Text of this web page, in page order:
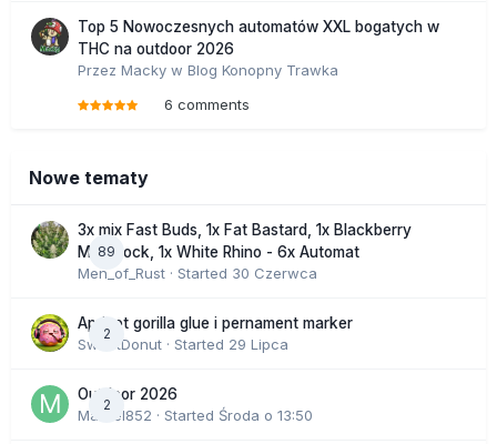
Top 5 Nowoczesnych automatów XXL bogatych w
THC na outdoor 2026
Przez Macky w Blog Konopny Trawka
6 comments
Nowe tematy
89
3x mix Fast Buds, 1x Fat Bastard, 1x Blackberry
Moonrock, 1x White Rhino - 6x Automat
Men_of_Rust · Started 30 Czerwca
2
Apricot gorilla glue i pernament marker
SweetDonut · Started 29 Lipca
2
Outdoor 2026
Marcel852 · Started Środa o 13:50